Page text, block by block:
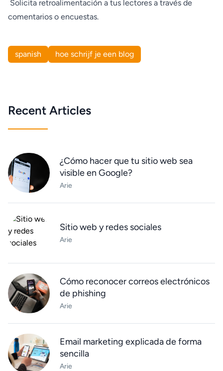
Solicita retroalimentación a tus lectores a través de
comentarios o encuestas.
spanish hoe schrijf je een blog
Recent Articles
¿Cómo hacer que tu sitio web sea
visible en Google?
Arie
Sitio web y redes sociales
Arie
Cómo reconocer correos electrónicos
de phishing
Arie
Email marketing explicada de forma
sencilla
Arie